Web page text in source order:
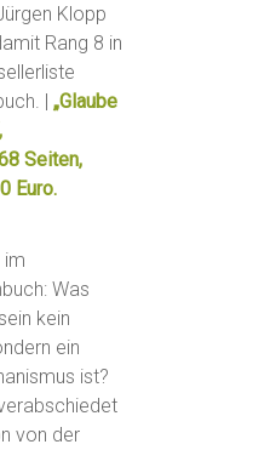
Klopp
Rang 8 in
|„Glaube
Seiten,
Euro.
im
Was
kein
ein
ist?
von der